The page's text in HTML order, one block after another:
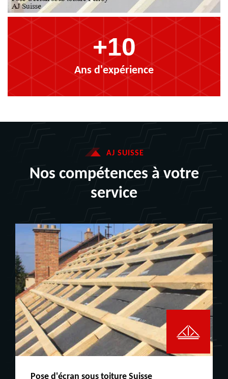
+10
Ans d'expérience
AJ SUISSE
Nos compétences à votre
service
Peinture boiserie LE